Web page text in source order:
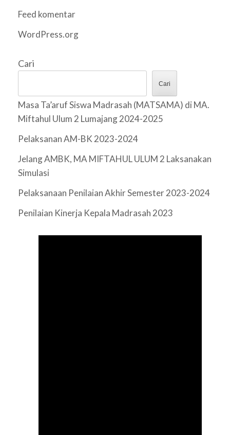
Feed komentar
WordPress.org
Cari
Cari
Masa Ta’aruf Siswa Madrasah (MATSAMA) di MA.
Miftahul Ulum 2 Lumajang 2024-2025
Pelaksanan AM-BK 2023-2024
Jelang AMBK, MA MIFTAHUL ULUM 2 Laksanakan
Simulasi
Pelaksanaan Penilaian Akhir Semester 2023-2024
Penilaian Kinerja Kepala Madrasah 2023